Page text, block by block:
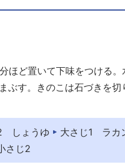
ほど置いて下味をつける
ぶす。きのこは石づきを切
しょうゆ 大さじ1 ラカ
さじ2